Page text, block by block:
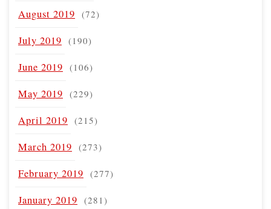
August 2019 (72)
July 2019 (190)
June 2019 (106)
May 2019 (229)
April 2019 (215)
March 2019 (273)
February 2019 (277)
January 2019 (281)